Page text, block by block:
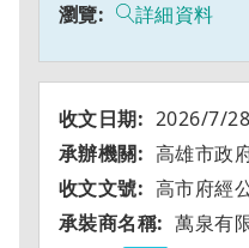
詳細資料
2026/7/28
高雄市政
高市府經
萬泉有